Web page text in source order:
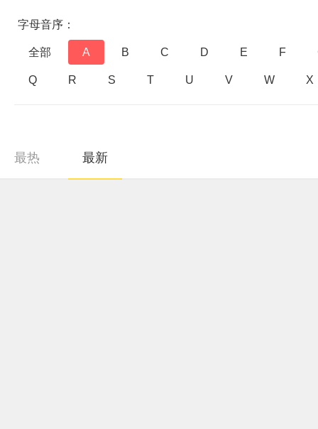
字母音序：
全部 A B C D E F
Q R S T U V W X
最热 最新